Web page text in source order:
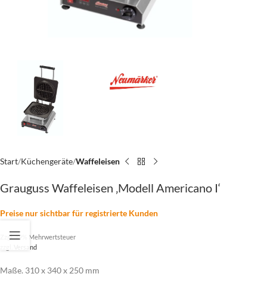
Start Küchengeräte Waffeleisen
Grauguss Waffeleisen ‚Modell Americano I‘
Preise nur sichtbar für registrierte Kunden
Zzgl. 19% Mehrwertsteuer
Versand
Maße. 310 x 340 x 250 mm